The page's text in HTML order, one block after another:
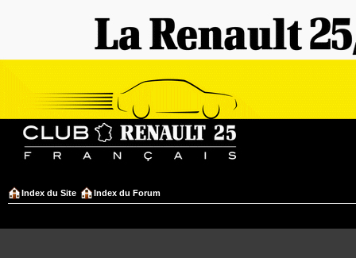
Index du Site Index du Forum